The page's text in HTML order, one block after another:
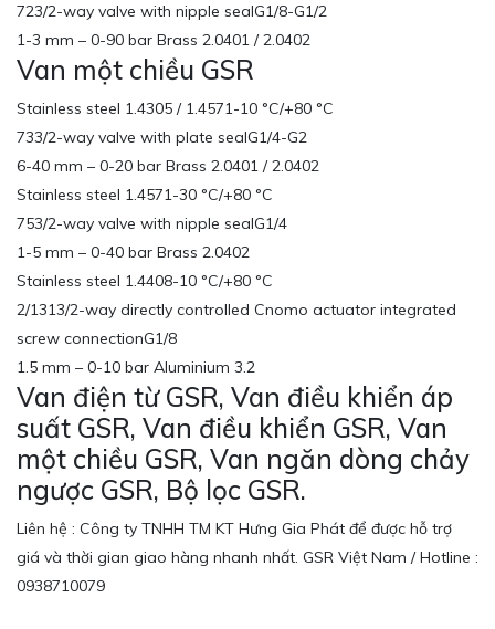
723/2-way valve with nipple sealG1/8-G1/2
1-3 mm – 0-90 bar Brass 2.0401 / 2.0402
Van một chiều GSR
Stainless steel 1.4305 / 1.4571-10 °C/+80 °C
733/2-way valve with plate sealG1/4-G2
6-40 mm – 0-20 bar Brass 2.0401 / 2.0402
Stainless steel 1.4571-30 °C/+80 °C
753/2-way valve with nipple sealG1/4
1-5 mm – 0-40 bar Brass 2.0402
Stainless steel 1.4408-10 °C/+80 °C
2/1313/2-way directly controlled Cnomo actuator integrated
screw connectionG1/8
1.5 mm – 0-10 bar Aluminium 3.2
Van điện từ GSR, Van điều khiển áp
suất GSR, Van điều khiển GSR, Van
một chiều GSR, Van ngăn dòng chảy
ngược GSR, Bộ lọc GSR.
Liên hệ : Công ty TNHH TM KT Hưng Gia Phát để được hỗ trợ
giá và thời gian giao hàng nhanh nhất. GSR Việt Nam / Hotline :
0938710079